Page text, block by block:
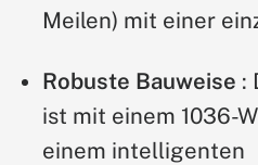
Meilen) mit einer
Robuste Bauweise :
ist mit einem 1036-
einem intelligenten